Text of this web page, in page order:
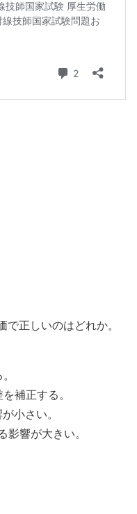
正しいのはどれか。
補正する。
小さい。
響が大きい。